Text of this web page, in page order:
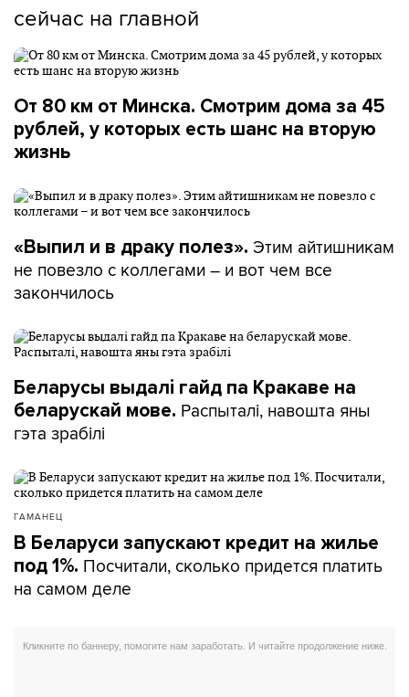
сейчас на главной
От 80 км от Минска. Смотрим дома за 45
рублей, у которых есть шанс на вторую
жизнь
«Выпил и в драку полез». Этим айтишникам
не повезло с коллегами – и вот чем все
закончилось
Беларусы выдалі гайд па Кракаве на
беларускай мове. Распыталі, навошта яны
гэта зрабілі
ГАМАНЕЦ
В Беларуси запускают кредит на жилье
под 1%. Посчитали, сколько придется платить
на самом деле